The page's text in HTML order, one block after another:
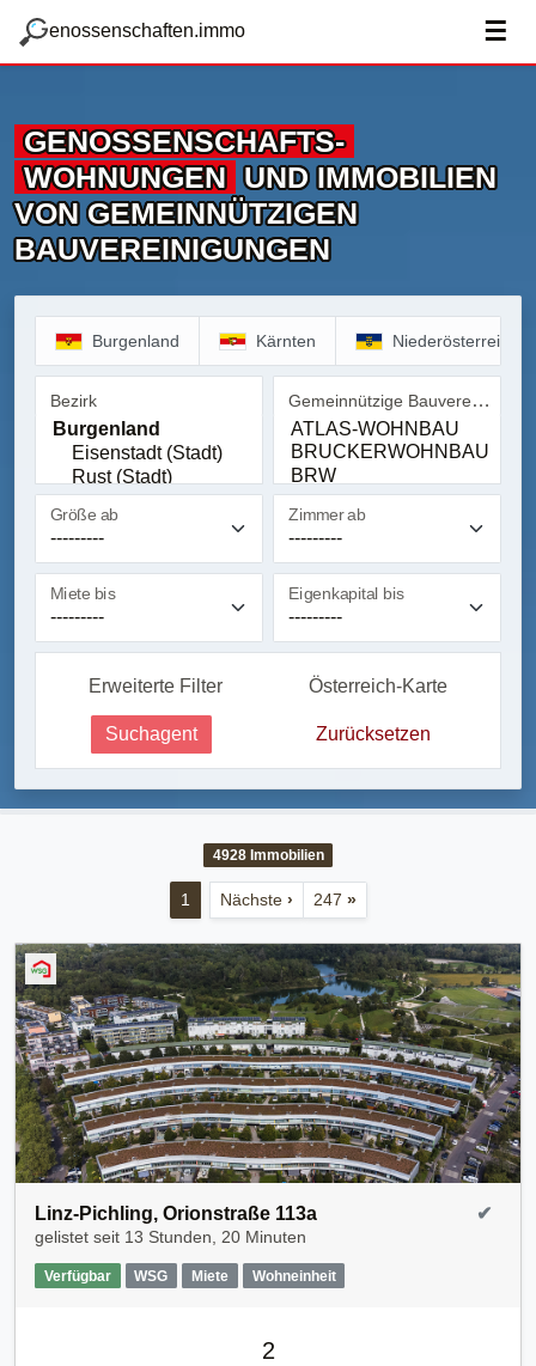
g
enossenschaften.immo ☰
GENOSSENSCHAFTS­
WOHNUNGEN UND IMMOBILIEN
VON GEMEINNÜTZIGEN
BAUVEREINIGUNGEN
Burgenland Kärnten Niederösterreich
Bezirk
Bezirk
Gemeinnützige Bauvereinigung
Gemeinnützige
Größe ab Zimmer ab
Miete bis Eigenkapital bis
Erweiterte Filter Österreich-Karte
Suchagent Zurücksetzen
4928Immobilien
1 Nächste › 247 »
Linz-Pichling, Orionstraße 113a
gelistet seit 13 Stunden, 20 Minuten
Verfügbar WSG Miete Wohneinheit
✔
2